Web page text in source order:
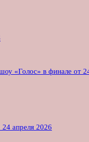
«Голос» в финале от
апреля 2026